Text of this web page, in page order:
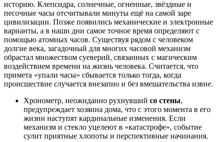
историю. Клепсидра, солнечные, огненные, звёздные и
песочные часы отсчитывали минуты ещё на самой заре
цивилизации. Позже появились механические и электронные
варианты, а в наши дни самое точное время определяют с
помощью атомных часов. Существуя рядом с человеком
долгие века, загадочный для многих часовой механизм
обрастал множеством суеверий, связанных с магическим
воздействием времени на жизнь человека. Считается, что
примета «упали часы» сбывается только тогда, когда
происшествие случается внезапно и без вмешательства извне.
Хронометр, неожиданно рухнувший со стены,
предупреждает хозяина дома, что с этого момента в его
жизни наступят кардинальные изменения. Если
механизм и стекло уцелеют в «катастрофе», событие
сулит приятные хлопоты и перспективные начинания.